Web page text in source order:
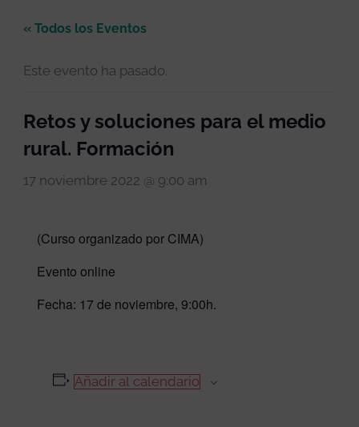
« Todos los Eventos
Este evento ha pasado.
Retos y soluciones para el medio
rural. Formación
17 noviembre 2022 @ 9:00 am
(Curso organizado por CIMA)
Evento online
Fecha: 17 de noviembre, 9:00h.
Añadir al calendario